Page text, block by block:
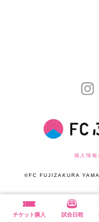
個人情報
©FC FUJIZAKURA
チケット購入 試合日程